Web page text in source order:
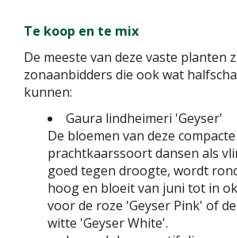
Te koop en te mix
De meeste van deze vaste planten
zonaanbidders die ook wat
kunnen:
Gaura lindheimeri 'Geyser'
De bloemen van deze compacte
prachtkaarssoort dansen als
goed tegen droogte, wordt
hoog en bloeit van juni tot in
voor de roze 'Geyser Pink' of
witte 'Geyser White'.